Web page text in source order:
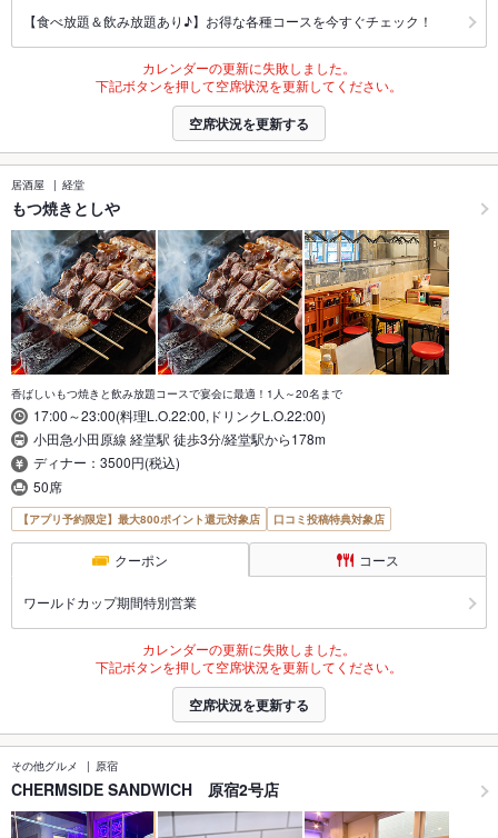
【食べ放題＆飲み放題あり♪】お得な各種コースを今すぐチェック！
カレンダーの更新に失敗しました。
下記ボタンを押して空席状況を更新してください。
空席状況を更新する
居酒屋 経堂
もつ焼きとしや
香ばしいもつ焼きと飲み放題コースで宴会に最適！1人～20名まで
17:00～23:00(料理L.O.22:00,ドリンクL.O.22:00)
小田急小田原線 経堂駅 徒歩3分/経堂駅から178m
ディナー：3500円(税込)
50席
【アプリ予約限定】最大800ポイント還元対象店 口コミ投稿特典対象店
クーポン コース
ワールドカップ期間特別営業
カレンダーの更新に失敗しました。
下記ボタンを押して空席状況を更新してください。
空席状況を更新する
その他グルメ 原宿
CHERMSIDE SANDWICH 原宿2号店